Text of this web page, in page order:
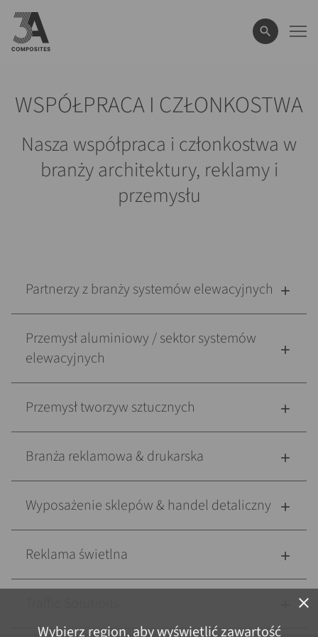
wyszukiwane
hasło
close
Wybierz region, aby wyświetlić zawartość
WSPÓŁPRACA I CZŁONKOSTWA
Nasza współpraca i członkostwa w
branży architektury, reklamy i
przemysłu
Partnerzy z branży systemów elewacyjnych
Przemysł aluminiowy / sektor systemów
elewacyjnych
Przemysł tworzyw sztucznych
Branża reklamowa & drukarska
Wyposażenie sklepów & handel detaliczny
Reklama świetlna